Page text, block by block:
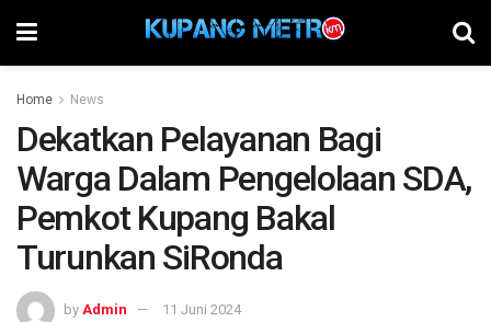
Home News
Dekatkan Pelayanan Bagi
Warga Dalam Pengelolaan SDA,
Pemkot Kupang Bakal
Turunkan SiRonda
by Admin 11 Juni 2024